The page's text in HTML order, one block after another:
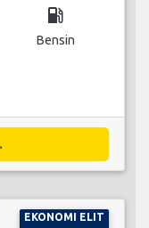
local_gas_station
Bensin
EKONOMI ELIT